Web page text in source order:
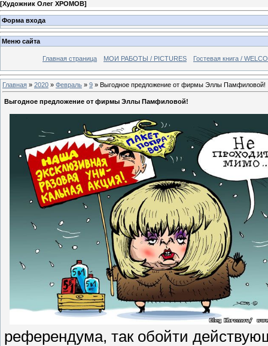
[Художник Олег ХРОМОВ]
Форма входа
Меню сайта
Главная страница МОИ РАБОТЫ / PICTURES Гостевая книга /
Главная » 2020 » Февраль » 9 » Выгодное предложение от фирмы Эллы Памфиловой!
Выгодное предложение от фирмы Эллы Памфиловой!
референдума, так обойти